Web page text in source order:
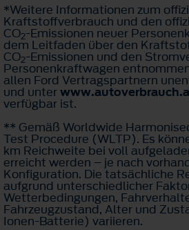
*Weitere Informationen zum
Kraftstoffverbrauch und den
CO2-Emissionen neuer
dem Leitfaden über den
CO2-Emissionen und den
Personenkraftwagen
allen Ford Vertragspartnern
und unter
verfügbar ist.
** Gemäß Worldwide
Test Procedure (WLTP). Es
km Reichweite bei voll
erreicht werden – je nach
Konfiguration. Die tatsächliche
aufgrund unterschiedlicher
Wetterbedingungen,
Fahrzeugzustand, Alter und
Ionen-Batterie) variieren.